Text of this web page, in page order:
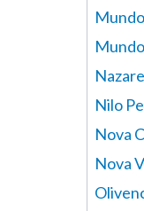
Nazare
Nilo
Nova
Nova